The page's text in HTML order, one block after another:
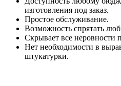
изготовления под заказ.
Простое обслуживание.
Возможность спрятать
Скрывает все неровности
Нет необходимости в
штукатурки.